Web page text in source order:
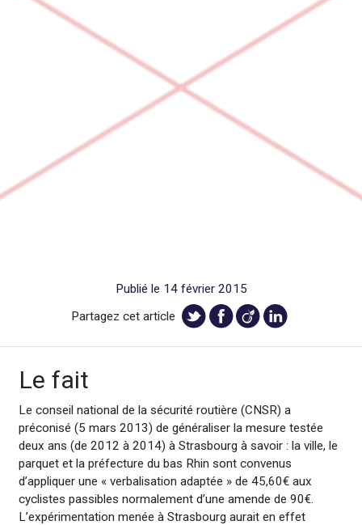
Publié le 14 février 2015
Partagez cet article
Le fait
Le conseil national de la sécurité routière (CNSR) a
préconisé (5 mars 2013) de généraliser la mesure testée
deux ans (de 2012 à 2014) à Strasbourg à savoir : la ville, le
parquet et la préfecture du bas Rhin sont convenus
d’appliquer une « verbalisation adaptée » de 45,60€ aux
cyclistes passibles normalement d’une amende de 90€.
L’expérimentation menée à Strasbourg aurait en effet